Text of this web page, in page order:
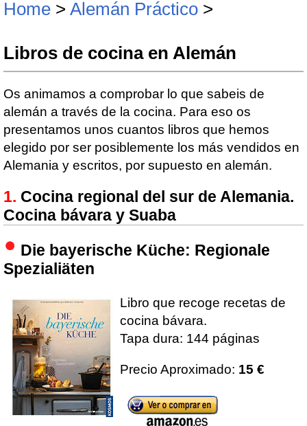
Home > Alemán Práctico >
Libros de cocina en Alemán
Os animamos a comprobar lo que sabeis de
alemán a través de la cocina. Para eso os
presentamos unos cuantos libros que hemos
elegido por ser posiblemente los más vendidos en
Alemania y escritos, por supuesto en alemán.
Cocina regional del sur de Alemania.
Cocina bávara y Suaba
Die bayerische Küche: Regionale
Spezialiäten
Libro que recoge recetas de
cocina bávara.
Tapa dura: 144 páginas
Precio Aproximado: 15 €